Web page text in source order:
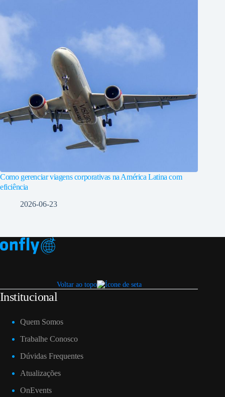
Como gerenciar viagens corporativas na América Latina com
eficiência
2026-06-23
Voltar ao topo
Institucional
Quem Somos
Trabalhe Conosco
Dúvidas Frequentes
Atualizações
OnEvents